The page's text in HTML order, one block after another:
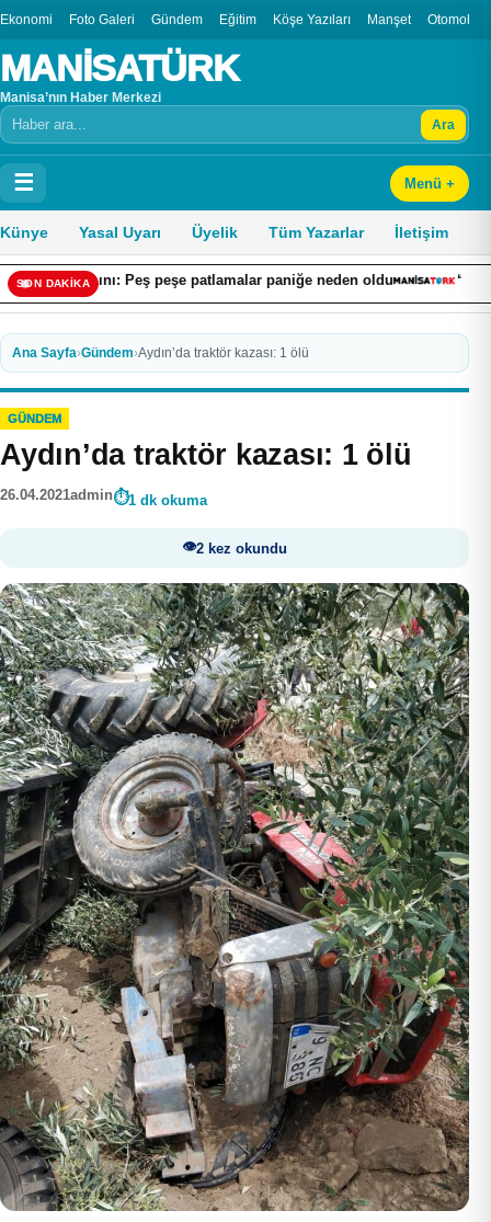
Ekonomi Foto Galeri Gündem Eğitim Köşe Yazıları Manşet Otomobil
MANİSATÜRK
Manisa’nın Haber Merkezi
Arama Ara
☰ Menü +
Künye Yasal Uyarı Üyelik Tüm Yazarlar İletişim
SON DAKİKA
Peş peşe patlamalar paniğe neden oldu “Ekonomiye Yön
Ana Sayfa›Gündem›Aydın’da traktör kazası: 1 ölü
GÜNDEM
Aydın’da traktör kazası: 1 ölü
26.04.2021admin 1 dk okuma
2 kez okundu